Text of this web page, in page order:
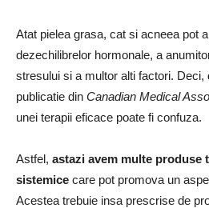
Atat pielea grasa, cat si acneea pot
dezechilibrelor hormonale, a
stresului si a multor alti factori. Deci,
publicatie din Canadian Medical
unei terapii eficace poate fi confuza.
Astfel, astazi avem multe produse
sistemice care pot promova un
Acestea trebuie insa prescrise de